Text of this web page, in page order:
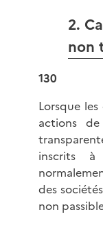
2.
non
130
Lorsque
actions
inscrits
des
non